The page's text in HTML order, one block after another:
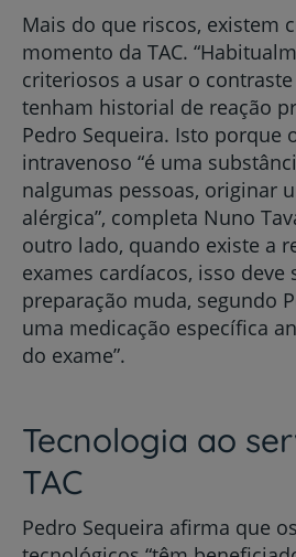
Mais do que riscos, existem
momento da TAC.
criteriosos a usar o
tenham historial de reação
Pedro Sequeira. Isto porque
intravenoso “é uma
nalgumas pessoas, originar
alérgica”, completa Nuno
outro lado, quando existe a
exames cardíacos, isso deve
preparação muda, segundo
uma medicação específica
do exame”.
Tecnologia ao
TAC
Pedro Sequeira afirma que